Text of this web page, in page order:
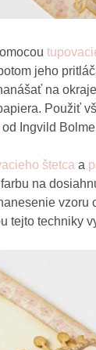
jeho
na
Použiť
Ingvild
štetca a
na
vzoru
tejto techniky